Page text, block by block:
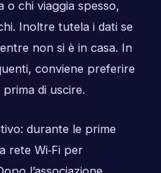
o chi viaggia spesso,
Inoltre tutela i dati se
non si è in casa. In
conviene preferire
di uscire.
durante le prime
rete Wi‑Fi per